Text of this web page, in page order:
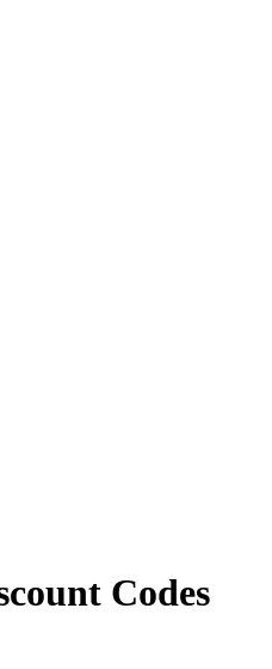
Codes